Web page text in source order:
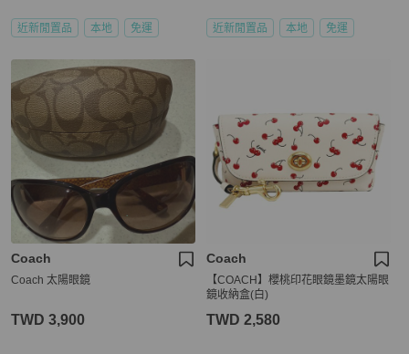
近新閒置品 本地 免運 近新閒置品 本地 免運
Coach
Coach 太陽眼鏡
TWD 3,900
Coach
【COACH】櫻桃印花眼鏡墨鏡太陽眼
鏡收納盒(白)
TWD 2,580